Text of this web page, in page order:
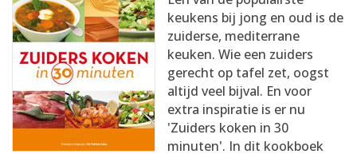
AANMELDEN
RECEPTEN
WEEKMENU'S
KOOKBOEKEN
keukens bij jong en oud is de
zuiderse, mediterrane
keuken. Wie een zuiders
gerecht op tafel zet, oogst
altijd veel bijval. En voor
extra inspiratie is er nu
'Zuiders koken in 30
minuten'. In dit kookboek